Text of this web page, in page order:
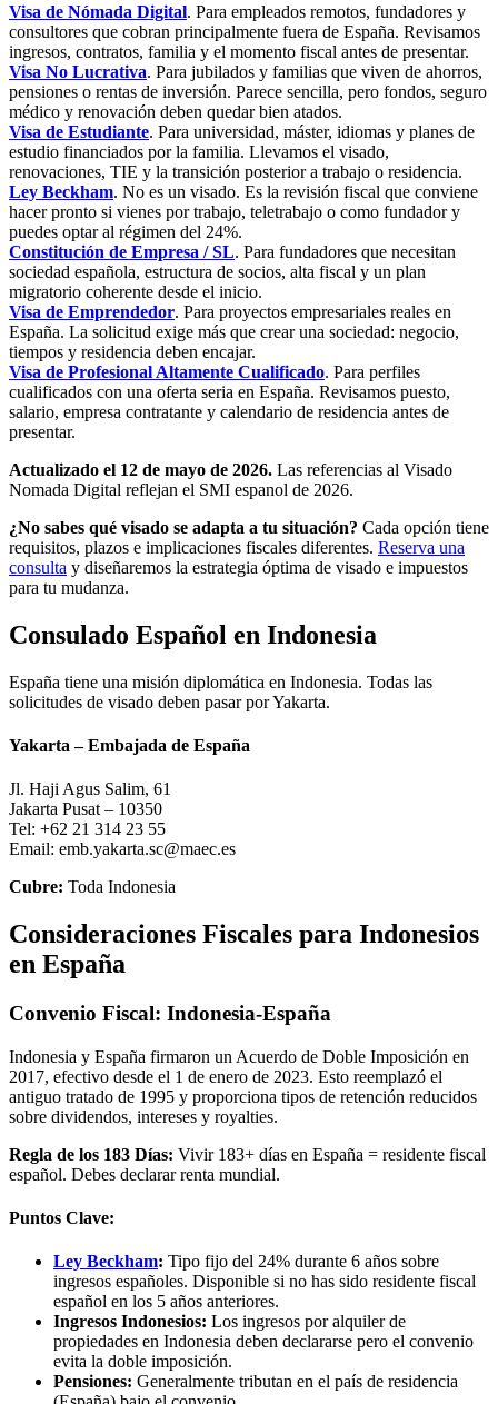
Visa de Nómada Digital. Para empleados remotos, fundadores y
consultores que cobran principalmente fuera de España. Revisamos
ingresos, contratos, familia y el momento fiscal antes de presentar.
Visa No Lucrativa. Para jubilados y familias que viven de ahorros,
pensiones o rentas de inversión. Parece sencilla, pero fondos, seguro
médico y renovación deben quedar bien atados.
Visa de Estudiante. Para universidad, máster, idiomas y planes de
estudio financiados por la familia. Llevamos el visado,
renovaciones, TIE y la transición posterior a trabajo o residencia.
Ley Beckham. No es un visado. Es la revisión fiscal que conviene
hacer pronto si vienes por trabajo, teletrabajo o como fundador y
puedes optar al régimen del 24%.
Constitución de Empresa / SL. Para fundadores que necesitan
sociedad española, estructura de socios, alta fiscal y un plan
migratorio coherente desde el inicio.
Visa de Emprendedor. Para proyectos empresariales reales en
España. La solicitud exige más que crear una sociedad: negocio,
tiempos y residencia deben encajar.
Visa de Profesional Altamente Cualificado. Para perfiles
cualificados con una oferta seria en España. Revisamos puesto,
salario, empresa contratante y calendario de residencia antes de
presentar.
Actualizado el 12 de mayo de 2026. Las referencias al Visado
Nomada Digital reflejan el SMI espanol de 2026.
¿No sabes qué visado se adapta a tu situación? Cada opción tiene
requisitos, plazos e implicaciones fiscales diferentes. Reserva una
consulta y diseñaremos la estrategia óptima de visado e impuestos
para tu mudanza.
Consulado Español en Indonesia
España tiene una misión diplomática en Indonesia. Todas las
solicitudes de visado deben pasar por Yakarta.
Yakarta – Embajada de España
Jl. Haji Agus Salim, 61
Jakarta Pusat – 10350
Tel: +62 21 314 23 55
Email: emb.yakarta.sc@maec.es
Cubre: Toda Indonesia
Consideraciones Fiscales para Indonesios
en España
Convenio Fiscal: Indonesia-España
Indonesia y España firmaron un Acuerdo de Doble Imposición en
2017, efectivo desde el 1 de enero de 2023. Esto reemplazó el
antiguo tratado de 1995 y proporciona tipos de retención reducidos
sobre dividendos, intereses y royalties.
Regla de los 183 Días: Vivir 183+ días en España = residente fiscal
español. Debes declarar renta mundial.
Puntos Clave:
Ley Beckham: Tipo fijo del 24% durante 6 años sobre
ingresos españoles. Disponible si no has sido residente fiscal
español en los 5 años anteriores.
Ingresos Indonesios: Los ingresos por alquiler de
propiedades en Indonesia deben declararse pero el convenio
evita la doble imposición.
Pensiones: Generalmente tributan en el país de residencia